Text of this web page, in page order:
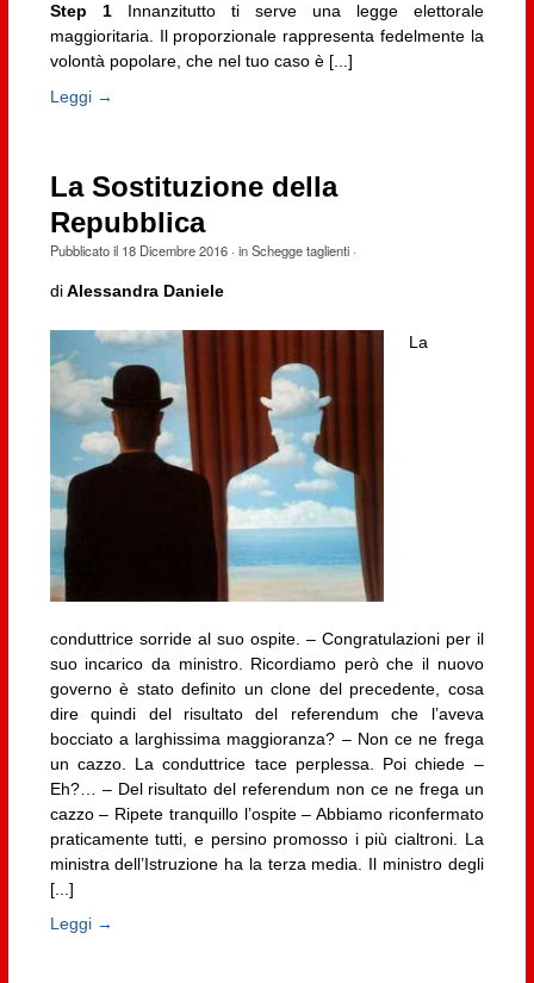
Step 1 Innanzitutto ti serve una legge elettorale
maggioritaria. Il proporzionale rappresenta fedelmente la
volontà popolare, che nel tuo caso è [...]
Leggi →
La Sostituzione della
Repubblica
Pubblicato il 18 Dicembre 2016· inSchegge taglienti·
diAlessandra Daniele
La
conduttrice sorride al suo ospite. – Congratulazioni per il
suo incarico da ministro. Ricordiamo però che il nuovo
governo è stato definito un clone del precedente, cosa
dire quindi del risultato del referendum che l’aveva
bocciato a larghissima maggioranza? – Non ce ne frega
un cazzo. La conduttrice tace perplessa. Poi chiede –
Eh?… – Del risultato del referendum non ce ne frega un
cazzo – Ripete tranquillo l’ospite – Abbiamo riconfermato
praticamente tutti, e persino promosso i più cialtroni. La
ministra dell’Istruzione ha la terza media. Il ministro degli
[...]
Leggi →